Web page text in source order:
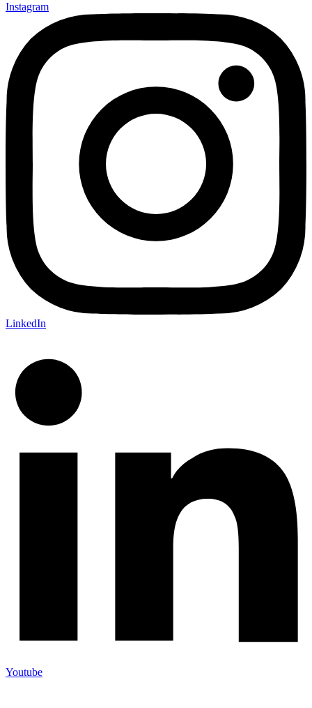
Instagram
LinkedIn
Youtube